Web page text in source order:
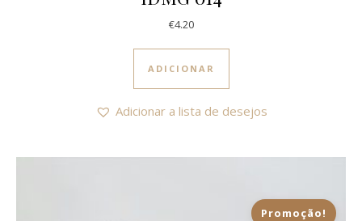
€4.20
ADICIONAR
Adicionar a lista de desejos
Promoção!